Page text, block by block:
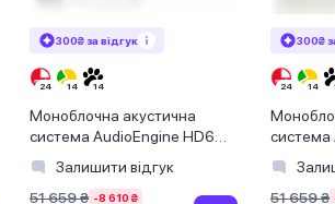
300₴ за відгук
Моноблочна акустична
система AudioEngine HD6
White
Залишити відгук
51 659 ₴ -8 610 ₴
300₴
система
Walnut
51 659 ₴